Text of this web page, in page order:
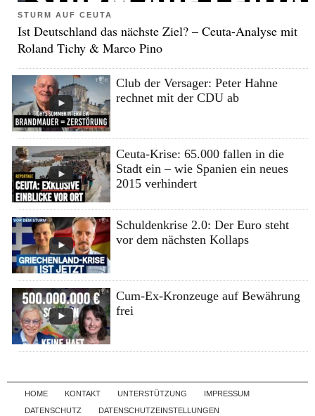
STURM AUF CEUTA
Ist Deutschland das nächste Ziel? – Ceuta-Analyse mit
Roland Tichy & Marco Pino
Club der Versager: Peter Hahne
rechnet mit der CDU ab
Ceuta-Krise: 65.000 fallen in die
Stadt ein – wie Spanien ein neues
2015 verhindert
Schuldenkrise 2.0: Der Euro steht
vor dem nächsten Kollaps
Cum-Ex-Kronzeuge auf Bewährung
frei
Skip to content
HOME KONTAKT UNTERSTÜTZUNG
IMPRESSUM
DATENSCHUTZ
DATENSCHUTZEINSTELLUNGEN